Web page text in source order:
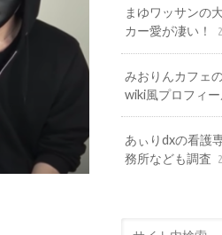
まゆワッサンの
カー愛が凄い！
みおりんカフェ
wiki風プロフィ
あぃりdxの看護
務所なども調査